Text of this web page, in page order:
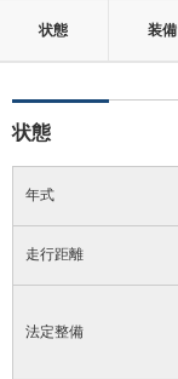
状態 装備
状態
年式
走行距離
法定整備